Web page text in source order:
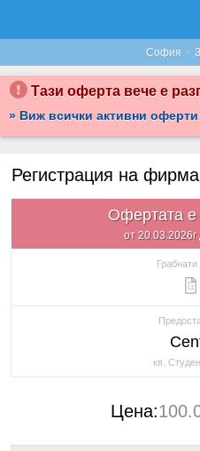
София ·
Тази оферта вече е
» Виж всички активни оферти
Регистрация на
Офертата е
от
кв.
Цена: